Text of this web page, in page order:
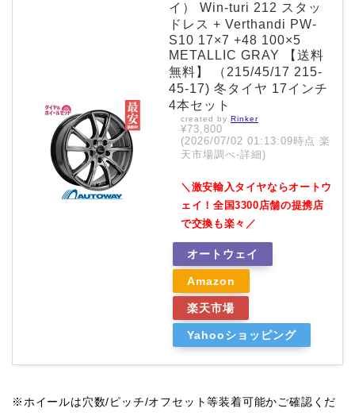
イ） Win-turi 212 スタッ
ドレス + Verthandi PW-
S10 17×7 +48 100×5
METALLIC GRAY 【送料
無料】 （215/45/17 215-
45-17) 冬タイヤ 17インチ
4本セット
created by Rinker
¥73,800
(2026/07/02 01:13:09時点 楽
天市場調べ-詳細)
＼激安輸入タイヤならオートウ
ェイ！全国3300店舗の提携店
で交換も楽々／
オートウェイ
Amazon
楽天市場
Yahooショッピング
※ホイールは穴数/ピッチ/オフセット等装着可能かご確認くだ